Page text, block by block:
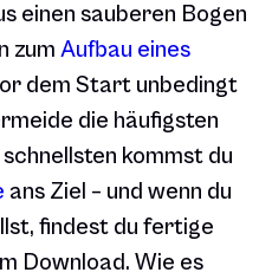
einen sauberen Bogen
zum Aufbau eines
dem Start unbedingt
die häufigsten
schnellsten kommst du
ans Ziel – und wenn du
findest du fertige
Download. Wie es